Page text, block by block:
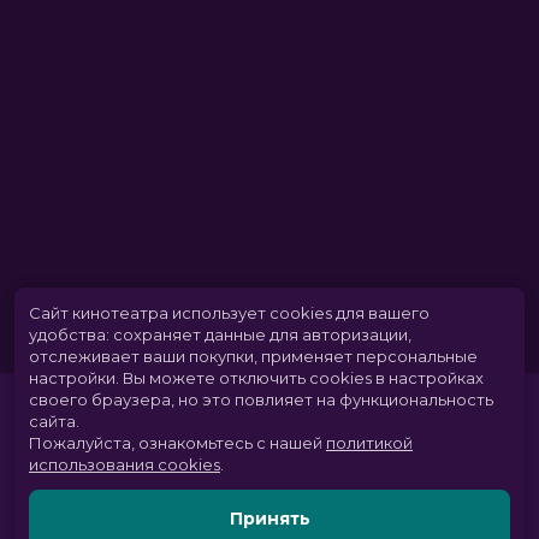
Сайт кинотеатра использует cookies для вашего
удобства: сохраняет данные для авторизации,
отслеживает ваши покупки, применяет персональные
настройки. Вы можете отключить cookies в настройках
своего браузера, но это повлияет на функциональность
сайта.
Пожалуйста, ознакомьтесь с нашей политикой
использования cookies
Принять